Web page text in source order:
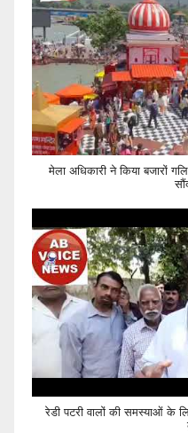
मेला अधिकारी ने किया बजारों
रेडी पटरी वालों की समस्याओं के